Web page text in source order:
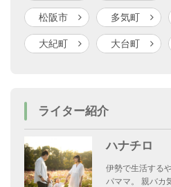
松阪市 多気町
大紀町 大台町
ライター紹介
ハナチロ
伊勢で生活する
パママ。 親バカ